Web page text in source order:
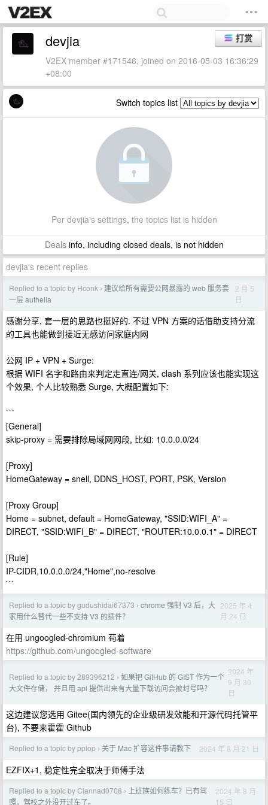
打赏
devjia
V2EX member #171546, joined on 2016-05-03 16:36:29
+08:00
Switch topics list
Per devjia's settings, the topics list is hidden
Dealsinfo, including closed deals, is not hidden
devjia's recent replies
Replied to a topic by Hconk › 建议给所有需要公网暴露的 web 服务套
一层 authelia
2 月 5
日
感谢分享, 套一层的思路也挺好的. 不过 VPN 方案的话借助支持分流
的工具也能做到接近无感访问家庭内网
公网 IP + VPN + Surge:
根据 WIFI 名字和路由来判定走直连/网关, clash 系列应该也能实现这
个效果, 个人比较熟悉 Surge, 大概配置如下:
```
[General]
skip-proxy = 需要排除局域网网段, 比如: 10.0.0.0/24
[Proxy]
HomeGateway = snell, DDNS_HOST, PORT, PSK, Version
[Proxy Group]
Home = subnet, default = HomeGateway, "SSID:WIFI_A" =
DIRECT, "SSID:WIFI_B" = DIRECT, "ROUTER:10.0.0.1" = DIRECT
[Rule]
IP-CIDR,10.0.0.0/24,"Home",no-resolve
```
Replied to a topic by gudushidai67373 › chrome 强制 V3 后，大
家用什么替代一些不支持 V3 的插件？
2025 年 4
月 24 日
在用 ungoogled-chromium 苟着
https://github.com/ungoogled-software
Replied to a topic by 289396212 › 如果把 GitHub 的 GIST 作为一个
大文件存储， 并且用 api 提供出来有大量下载访问会被封号吗？
2024 年
9 月 30
日
这边建议您选用 Gitee(国内领先的企业级研发效能和开源代码托管平
台), 不要来霍霍 Github
Replied to a topic by ppiop › 关于 Mac 扩容这件事请教下 2024 年 8 月 21 日
EZFIX+1, 稳定性完全取决于师傅手法
Replied to a topic by Clannad0708 ›
上班族如何练车？已有驾
照，驾校之外没开过车了。
2024 年 8 月
15 日